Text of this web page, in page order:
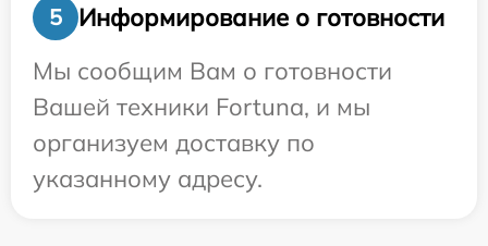
5
Информирование о готовности
Мы сообщим Вам о готовности
Вашей техники Fortuna, и мы
организуем доставку по
указанному адресу.